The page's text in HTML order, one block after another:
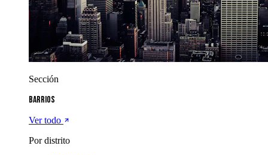
Sección
Barrios
Ver todo
Por distrito